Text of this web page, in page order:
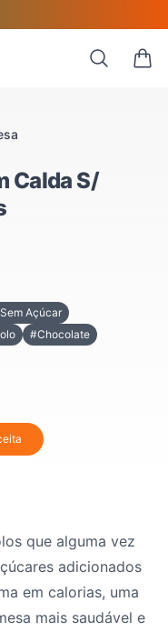
Search
0
Calda S/
Açúcar
#Chocolate
que alguma vez
adicionados
em calorias, uma
mais saudável e